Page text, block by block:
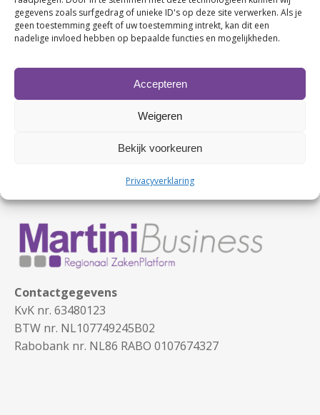
gegevens zoals surfgedrag of unieke ID's op deze site verwerken. Als je
geen toestemming geeft of uw toestemming intrekt, kan dit een
nadelige invloed hebben op bepaalde functies en mogelijkheden.
Accepteren
Weigeren
Bekijk voorkeuren
Privacyverklaring
Klik om marketing cookies te accepteren en
Contactgegevens
KvK nr. 63480123
BTW nr. NL107749245B02
Rabobank nr. NL86 RABO 0107674327